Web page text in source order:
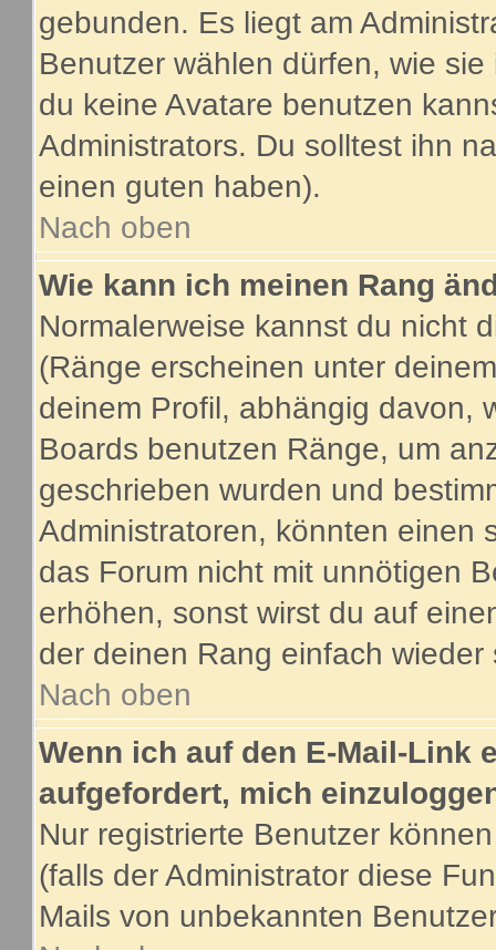
gebunden. Es liegt am
Benutzer wählen dürfen, wie
du keine Avatare benutzen
Administrators. Du solltest ihn
einen guten haben).
Nach oben
Wie kann ich meinen Rang
Normalerweise kannst du nicht
(Ränge erscheinen unter
deinem Profil, abhängig davon,
Boards benutzen Ränge, um
geschrieben wurden und
Administratoren, könnten einen
das Forum nicht mit unnötigen
erhöhen, sonst wirst du auf
der deinen Rang einfach wieder
Nach oben
Wenn ich auf den E-Mail-Link
aufgefordert, mich
Nur registrierte Benutzer
(falls der Administrator diese
Mails von unbekannten